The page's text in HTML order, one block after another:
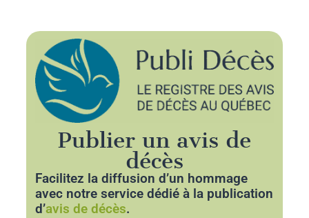
Publier un avis de
décès
Facilitez la diffusion d’un hommage
avec notre service dédié à la publication
d’avis de décès.